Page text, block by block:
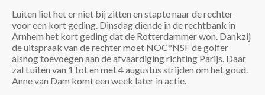
Luiten liet het er niet bij zitten en stapte naar de rechter
voor een kort geding. Dinsdag diende in de rechtbank in
Arnhem het kort geding dat de Rotterdammer won. Dankzij
de uitspraak van de rechter moet NOC*NSF de golfer
alsnog toevoegen aan de afvaardiging richting Parijs. Daar
zal Luiten van 1 tot en met 4 augustus strijden om het goud.
Anne van Dam komt een week later in actie.